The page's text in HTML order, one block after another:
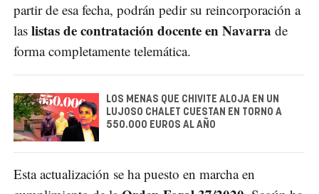
partir de esa fecha, podrán pedir su reincorporación a
las listas de contratación docente en Navarra de
forma completamente telemática.
LOS MENAS QUE CHIVITE ALOJA EN UN
LUJOSO CHALET CUESTAN EN TORNO A
550.000 EUROS AL AÑO
Esta actualización se ha puesto en marcha en